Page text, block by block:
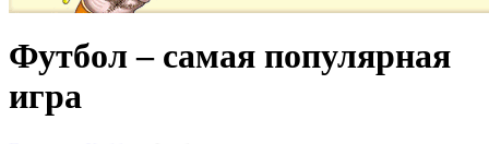
Футбол – самая популярная
игра